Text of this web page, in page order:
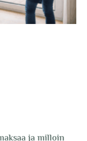
ja milloin